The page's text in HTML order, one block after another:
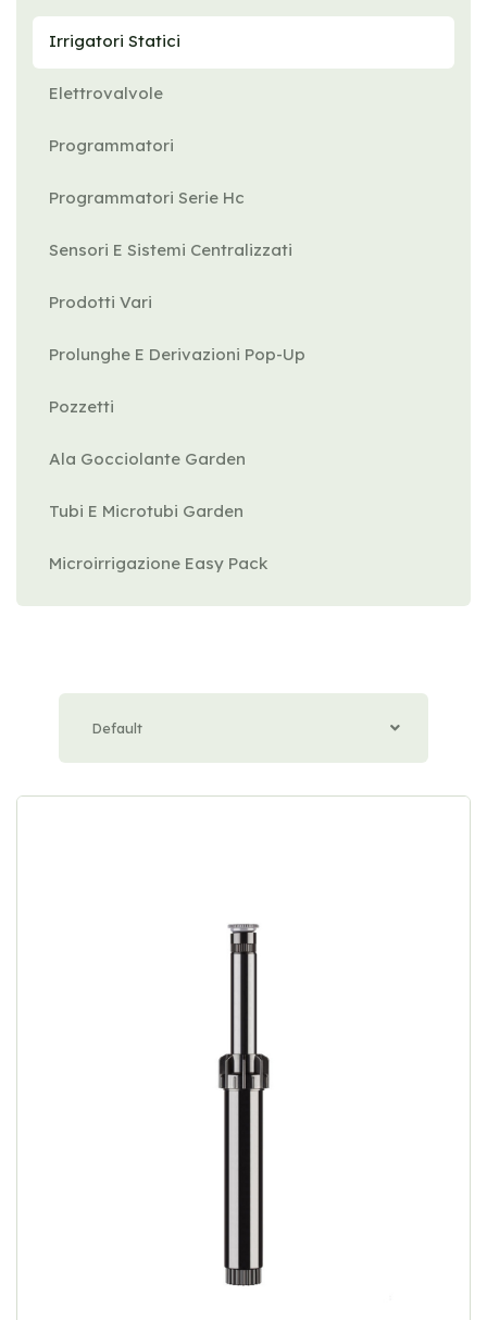
Irrigatori Statici
Elettrovalvole
Programmatori
Programmatori Serie Hc
Sensori E Sistemi Centralizzati
Prodotti Vari
Prolunghe E Derivazioni Pop-Up
Pozzetti
Ala Gocciolante Garden
Tubi E Microtubi Garden
Microirrigazione Easy Pack
Default